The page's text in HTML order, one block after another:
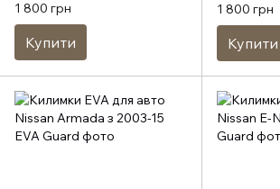
1 800 грн
Купити
1 800 грн
Купити